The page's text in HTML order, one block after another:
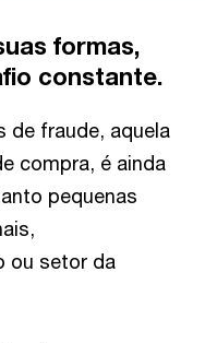
formas,
constante.
de fraude, aquela
compra, é ainda
pequenas
ou setor da